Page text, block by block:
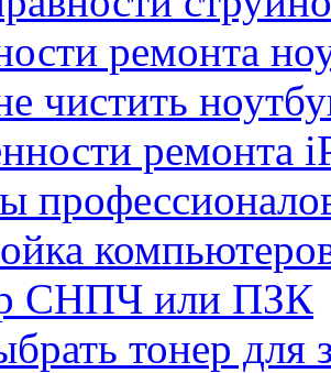
ремонта
чистить
ремонта
СНПЧ или ПЗК
тонер для